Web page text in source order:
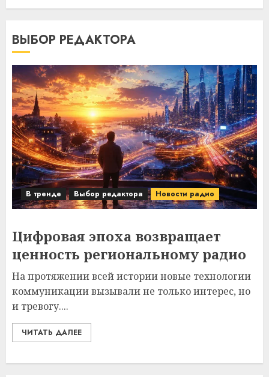
ВЫБОР РЕДАКТОРА
В тренде Выбор редактора Новости радио
Цифровая эпоха возвращает
ценность региональному радио
На протяжении всей истории новые технологии
коммуникации вызывали не только интерес, но
и тревогу....
ЧИТАТЬ ДАЛЕЕ